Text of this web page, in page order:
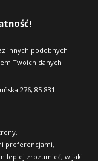
innych podobnych
Twoich danych
276, 85-831
preferencjami,
lepiej zrozumieć, w jaki